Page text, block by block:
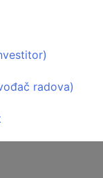
radova)